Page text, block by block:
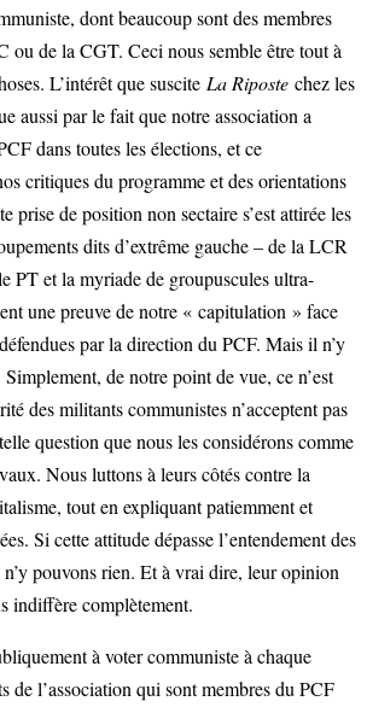
dont beaucoup sont des membres
ou de la CGT. Ceci nous semble être tout à
L’intérêt que suscite La Riposte chez les
aussi par le fait que notre association a
dans toutes les élections, et ce
critiques du programme et des orientations
prise de position non sectaire s’est attirée les
dits d’extrême gauche – de la LCR
PT et la myriade de groupuscules ultra-
une preuve de notre « capitulation » face
par la direction du PCF. Mais il n’y
de notre point de vue, ce n’est
des militants communistes n’acceptent pas
question que nous les considérons comme
Nous luttons à leurs côtés contre la
tout en expliquant patiemment et
Si cette attitude dépasse l’entendement des
pouvons rien. Et à vrai dire, leur opinion
indiffère complètement.
à voter communiste à chaque
de l’association qui sont membres du PCF